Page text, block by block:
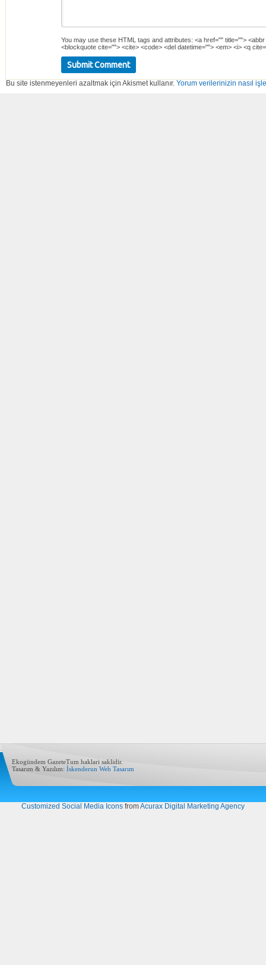
You may use these HTML tags and attributes: <a href="" title="">
<blockquote cite=""> <cite> <code> <del datetime=""> <em> <i> <q
Bu site istenmeyenleri azaltmak için Akismet kullanır. Yorum verilerinizin nasıl
Ekogündem GazeteTum haklari saklidir.
Tasarım & Yazılım: İskenderun Web Tasarım
Customized Social Media Icons fromAcurax Digital Marketing Agency